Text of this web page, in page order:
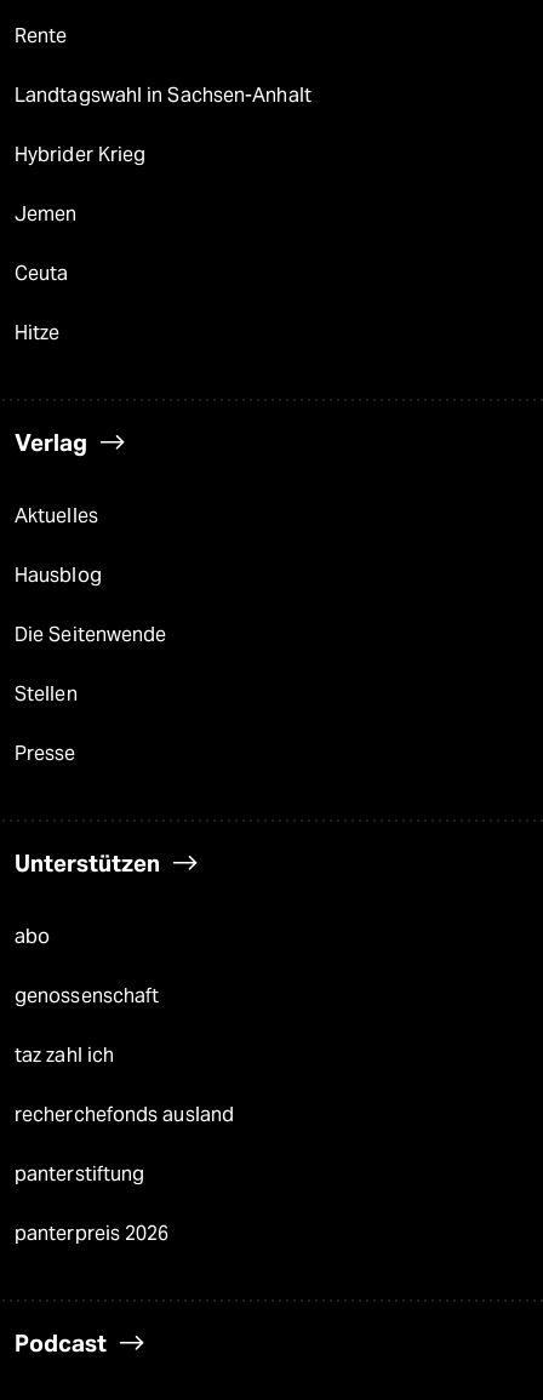
Rente
Landtagswahl in Sachsen-Anhalt
Hybrider Krieg
Jemen
Ceuta
Hitze
Verlag
Aktuelles
Hausblog
Die Seitenwende
Stellen
Presse
Unterstützen
abo
genossenschaft
taz zahl ich
recherchefonds ausland
panterstiftung
panterpreis 2026
Podcast